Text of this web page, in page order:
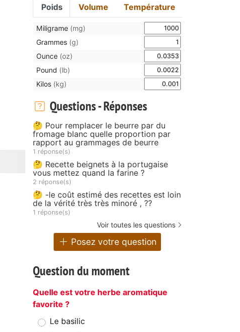
Poids Volume Température
Miligrame (mg)
Grammes (g)
Ounce (oz)
Pound (lb)
Kilos (kg)
Questions - Réponses
🤔 Pour remplacer le beurre par du
fromage blanc quelle proportion par
rapport au grammages de beurre
1 réponse(s)
🤔 Recette beignets à la portugaise
vous mettez quand la farine ?
2 réponse(s)
🤔 -le coût estimé des recettes est loin
de la vérité très très minoré , ??
1 réponse(s)
Voir toutes les questions
Posez votre question
Question du moment
Quelle est votre herbe aromatique
favorite ?
Le basilic